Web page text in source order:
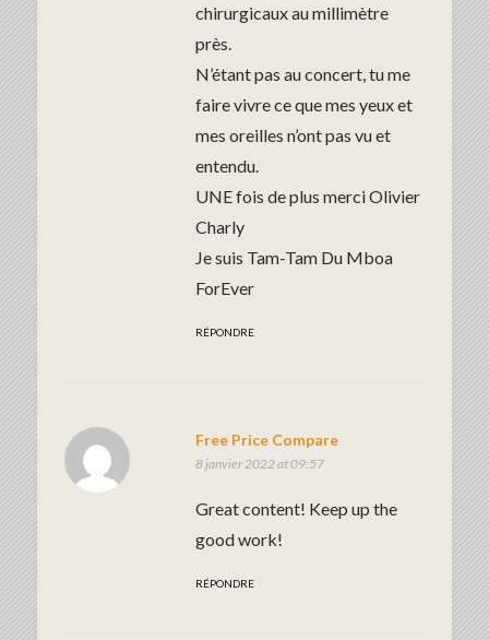
chirurgicaux au millimètre
près.
N’étant pas au concert, tu me
faire vivre ce que mes yeux et
mes oreilles n’ont pas vu et
entendu.
UNE fois de plus merci Olivier
Charly
Je suis Tam-Tam Du Mboa
ForEver
RÉPONDRE
Free Price Compare
8 janvier 2022 at 09:57
Great content! Keep up the
good work!
RÉPONDRE